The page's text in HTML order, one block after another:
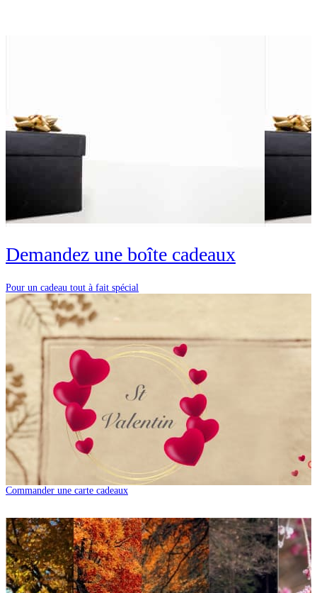
Demandez une boîte cadeaux
Pour un cadeau tout à fait spécial
Commander une carte cadeaux